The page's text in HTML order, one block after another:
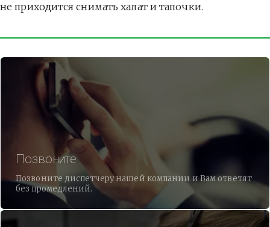
не приходится снимать халат и тапочки.
Позвоните
Позвоните диспетчеру нашей компании и Вам ответят
без промедлений.